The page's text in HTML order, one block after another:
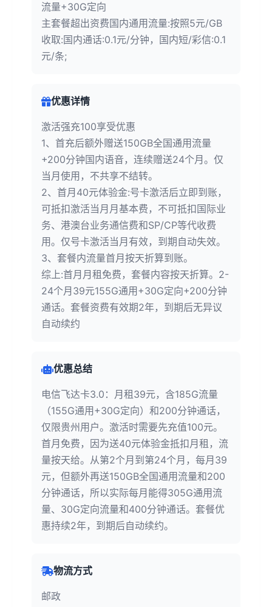
流量+30G定向
主套餐超出资费国内通用流量:按照5元/GB
收取:国内通话:0.1元/分钟，国内短/彩信:0.1
元/条;
优惠详情
激活强充100享受优惠
1、首充后额外赠送150GB全国通用流量
+200分钟国内语音，连续赠送24个月。仅
当月使用，不共享不结转。
2、首月40元体验金:号卡激活后立即到账，
可抵扣激活当月月基本费，不可抵扣国际业
务、港澳台业务通信费和SP/CP等代收费
用。仅号卡激活当月有效，到期自动失效。
3、套餐内流量首月按天折算到账。
综上:首月月租免费，套餐内容按天折算。2-
24个月39元155G通用+30G定向+200分钟
通话。套餐资费有效期2年，到期后无异议
自动续约
优惠总结
电信飞达卡3.0：月租39元，含185G流量
（155G通用+30G定向）和200分钟通话，
仅限贵州用户。激活时需要先充值100元。
首月免费，因为送40元体验金抵扣月租，流
量按天给。从第2个月到第24个月，每月39
元，但额外再送150GB全国通用流量和200
分钟通话，所以实际每月能得305G通用流
量、30G定向流量和400分钟通话。套餐优
惠持续2年，到期后自动续约。
物流方式
邮政